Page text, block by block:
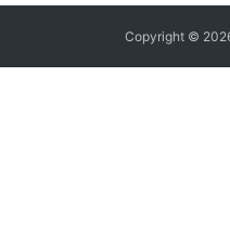
Copyright ©